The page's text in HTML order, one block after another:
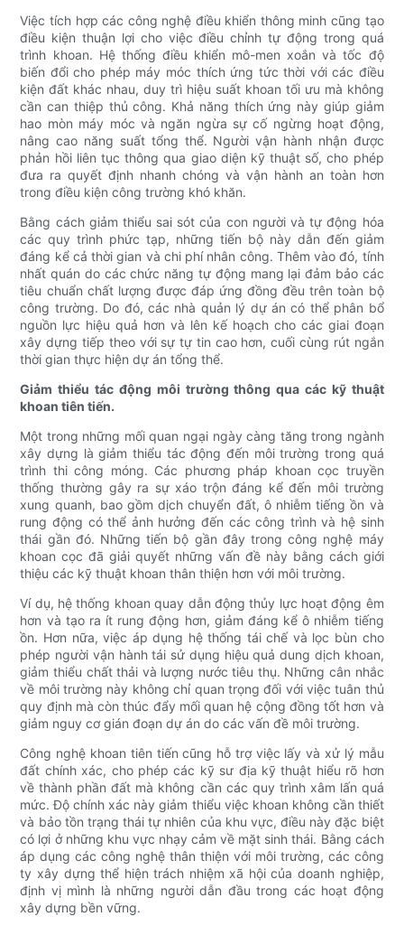
Việc tích hợp các công nghệ điều khiển thông minh cũng tạo
điều kiện thuận lợi cho việc điều chỉnh tự động trong quá
trình khoan. Hệ thống điều khiển mô-men xoắn và tốc độ
biến đổi cho phép máy móc thích ứng tức thời với các điều
kiện đất khác nhau, duy trì hiệu suất khoan tối ưu mà không
cần can thiệp thủ công. Khả năng thích ứng này giúp giảm
hao mòn máy móc và ngăn ngừa sự cố ngừng hoạt động,
nâng cao năng suất tổng thể. Người vận hành nhận được
phản hồi liên tục thông qua giao diện kỹ thuật số, cho phép
đưa ra quyết định nhanh chóng và vận hành an toàn hơn
trong điều kiện công trường khó khăn.
Bằng cách giảm thiểu sai sót của con người và tự động hóa
các quy trình phức tạp, những tiến bộ này dẫn đến giảm
đáng kể cả thời gian và chi phí nhân công. Thêm vào đó, tính
nhất quán do các chức năng tự động mang lại đảm bảo các
tiêu chuẩn chất lượng được đáp ứng đồng đều trên toàn bộ
công trường. Do đó, các nhà quản lý dự án có thể phân bổ
nguồn lực hiệu quả hơn và lên kế hoạch cho các giai đoạn
xây dựng tiếp theo với sự tự tin cao hơn, cuối cùng rút ngắn
thời gian thực hiện dự án tổng thể.
Giảm thiểu tác động môi trường thông qua các kỹ thuật
khoan tiên tiến.
Một trong những mối quan ngại ngày càng tăng trong ngành
xây dựng là giảm thiểu tác động đến môi trường trong quá
trình thi công móng. Các phương pháp khoan cọc truyền
thống thường gây ra sự xáo trộn đáng kể đến môi trường
xung quanh, bao gồm dịch chuyển đất, ô nhiễm tiếng ồn và
rung động có thể ảnh hưởng đến các công trình và hệ sinh
thái gần đó. Những tiến bộ gần đây trong công nghệ máy
khoan cọc đã giải quyết những vấn đề này bằng cách giới
thiệu các kỹ thuật khoan thân thiện hơn với môi trường.
Ví dụ, hệ thống khoan quay dẫn động thủy lực hoạt động êm
hơn và tạo ra ít rung động hơn, giảm đáng kể ô nhiễm tiếng
ồn. Hơn nữa, việc áp dụng hệ thống tái chế và lọc bùn cho
phép người vận hành tái sử dụng hiệu quả dung dịch khoan,
giảm thiểu chất thải và lượng nước tiêu thụ. Những cân nhắc
về môi trường này không chỉ quan trọng đối với việc tuân thủ
quy định mà còn thúc đẩy mối quan hệ cộng đồng tốt hơn và
giảm nguy cơ gián đoạn dự án do các vấn đề môi trường.
Công nghệ khoan tiên tiến cũng hỗ trợ việc lấy và xử lý mẫu
đất chính xác, cho phép các kỹ sư địa kỹ thuật hiểu rõ hơn
về thành phần đất mà không cần các quy trình xâm lấn quá
mức. Độ chính xác này giảm thiểu việc khoan không cần thiết
và bảo tồn trạng thái tự nhiên của khu vực, điều này đặc biệt
có lợi ở những khu vực nhạy cảm về mặt sinh thái. Bằng cách
áp dụng các công nghệ thân thiện với môi trường, các công
ty xây dựng thể hiện trách nhiệm xã hội của doanh nghiệp,
định vị mình là những người dẫn đầu trong các hoạt động
xây dựng bền vững.